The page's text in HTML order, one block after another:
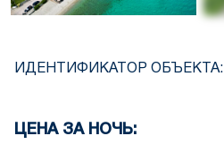
ИДЕНТИФИКАТОР ОБЪЕКТА:
ЦЕНА ЗА НОЧЬ: